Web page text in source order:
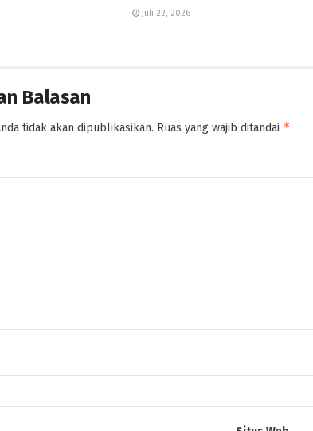
Juli 22, 2026
Balasan
tidak akan dipublikasikan. Ruas yang wajib ditandai *